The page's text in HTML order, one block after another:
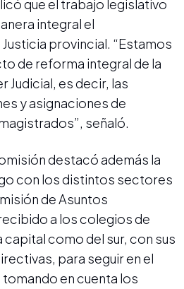
que el trabajo legislativo
integral el
provincial. “Estamos
de reforma integral de la
Judicial, es decir, las
y asignaciones de
señaló.
destacó además la
con los distintos sectores
de Asuntos
a los colegios de
como del sur, con sus
para seguir en el
en cuenta los